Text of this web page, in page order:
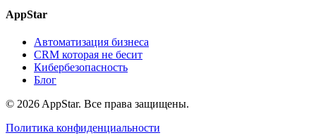
AppStar
Автоматизация бизнеса
CRM которая не бесит
Кибербезопасность
Блог
© 2026 AppStar. Все права защищены.
Политика конфиденциальности